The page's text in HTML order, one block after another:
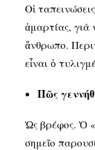
Οἱ
ἁμαρτίας,
ἄνθρωπο.
εἶναι ὁ
Πῶς
Ὡς βρέφος. Ὁ «
σημεῖο